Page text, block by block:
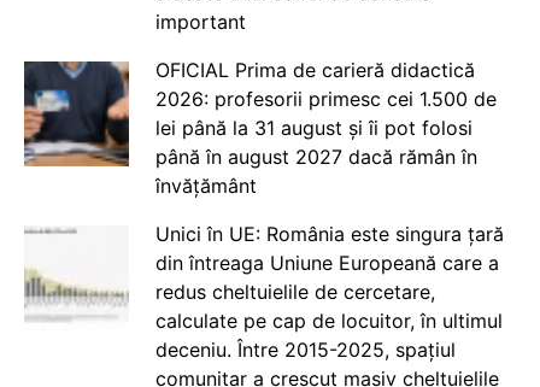
important
OFICIAL Prima de carieră didactică
2026: profesorii primesc cei 1.500 de
lei până la 31 august și îi pot folosi
până în august 2027 dacă rămân în
învățământ
Unici în UE: România este singura țară
din întreaga Uniune Europeană care a
redus cheltuielile de cercetare,
calculate pe cap de locuitor, în ultimul
deceniu. Între 2015-2025, spațiul
comunitar a crescut masiv cheltuielile